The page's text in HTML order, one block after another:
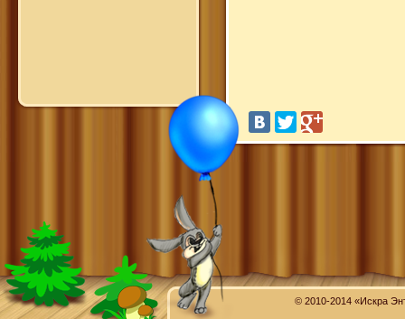
© 2010-2014 «Искра